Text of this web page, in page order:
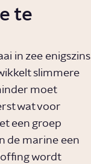
te
in zee enigszins
slimmere
moet
wat voor
een groep
de marine een
wordt